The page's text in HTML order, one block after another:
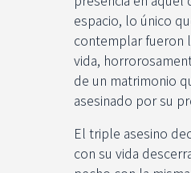
espacio, lo único
contemplar fueron
vida,
de un matrimonio
asesinado por su
El triple asesino
con su vida